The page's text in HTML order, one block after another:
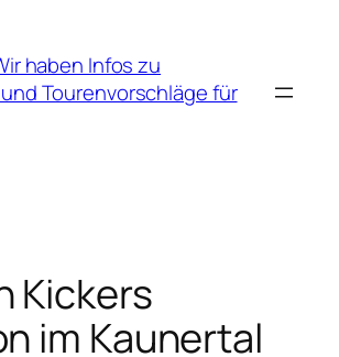
haben Infos zu
Tourenvorschläge für
Kickers
im Kaunertal